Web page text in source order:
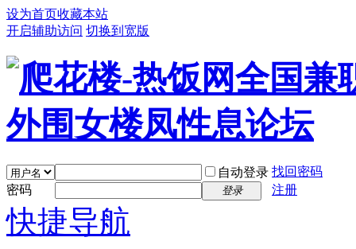
设为首页收藏本站
开启辅助访问 切换到宽版
自动登录 找回密码
密码
登录 注册
快捷导航